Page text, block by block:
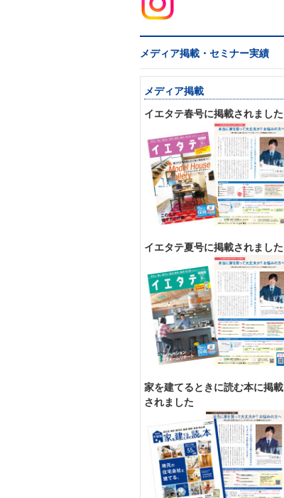
メディア掲載・セミナー実績
メディア掲載
イエタテ春号に掲載されました
イエタテ夏号に掲載されました
家を建てるときに読む本に掲載
されました